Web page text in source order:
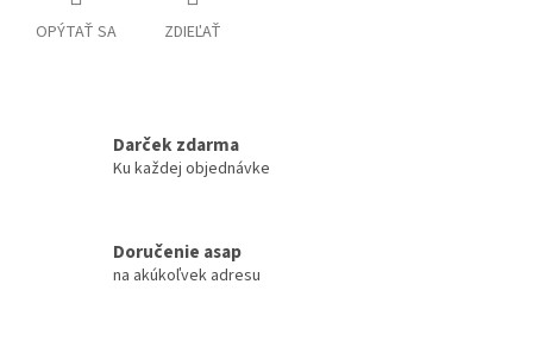
OPÝTAŤ SA ZDIEĽAŤ
Darček zdarma
Ku každej objednávke
Doručenie asap
na akúkoľvek adresu